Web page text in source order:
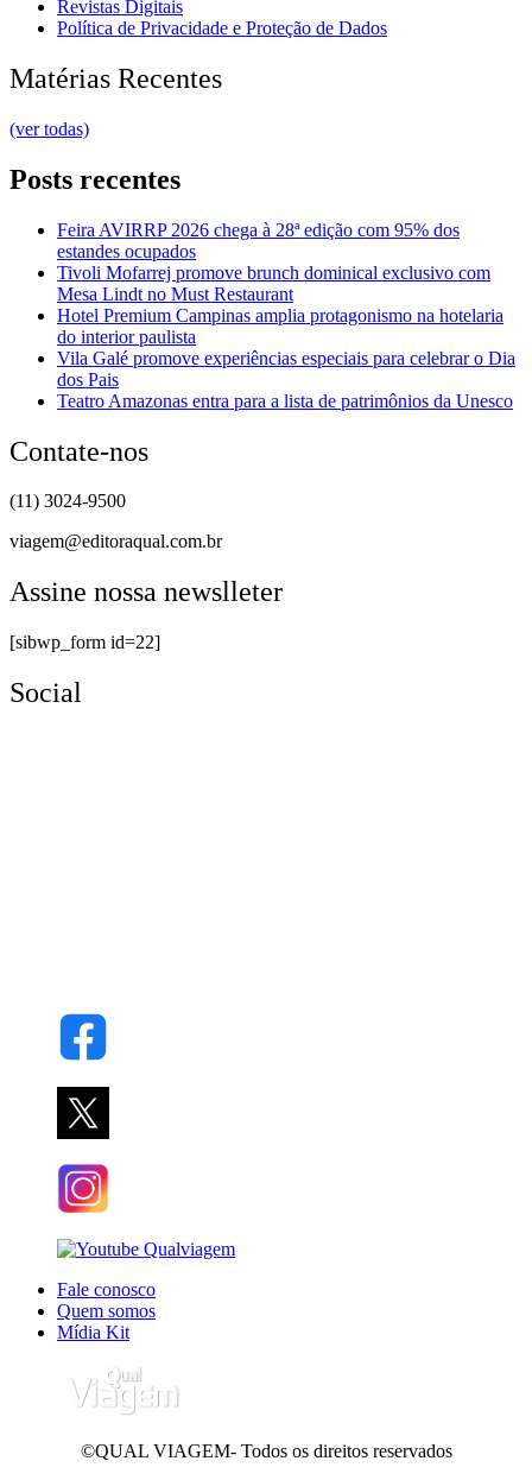
Revistas Digitais
Política de Privacidade e Proteção de Dados
Matérias Recentes
(ver todas)
Posts recentes
Feira AVIRRP 2026 chega à 28ª edição com 95% dos
estandes ocupados
Tivoli Mofarrej promove brunch dominical exclusivo com
Mesa Lindt no Must Restaurant
Hotel Premium Campinas amplia protagonismo na hotelaria
do interior paulista
Vila Galé promove experiências especiais para celebrar o Dia
dos Pais
Teatro Amazonas entra para a lista de patrimônios da Unesco
Contate-nos
(11) 3024-9500
viagem@editoraqual.com.br
Assine nossa newslleter
[sibwp_form id=22]
Social
Fale conosco
Quem somos
Mídia Kit
©QUAL VIAGEM- Todos os direitos reservados